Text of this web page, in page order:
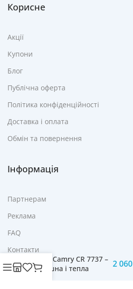
Корисне
Акції
Купони
Блог
Публічна оферта
Політика конфіденційності
Доставка і оплата
Обмін та повернення
Інформація
Партнерам
Реклама
FAQ
КонтактиОбігрівач патіо на
ніжці Camry CR 7737 –
Затишна і тепла
2 060